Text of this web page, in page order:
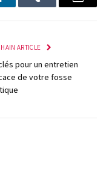
Tumblr
E-
ARTICLE
pour un entretien
de votre fosse